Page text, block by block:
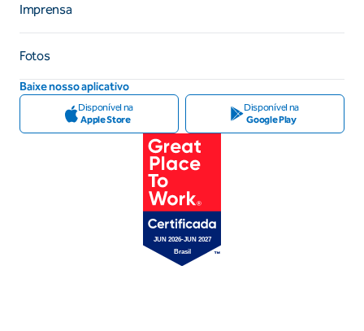
Imprensa
Fotos
Baixe nosso aplicativo
Disponível na
Apple Store
Disponível na
Google Play